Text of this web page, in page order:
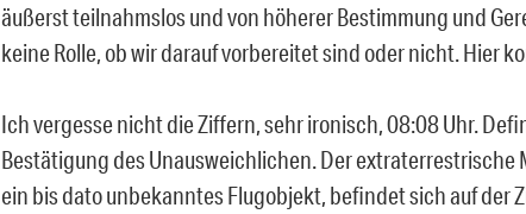
äußerst teilnahmslos und von höherer Bestimmung und
keine Rolle, ob wir darauf vorbereitet sind oder nicht. Hier
Ich vergesse nicht die Ziffern, sehr ironisch, 08:08 Uhr.
Bestätigung des Unausweichlichen. Der
ein bis dato unbekanntes Flugobjekt, befindet sich auf der